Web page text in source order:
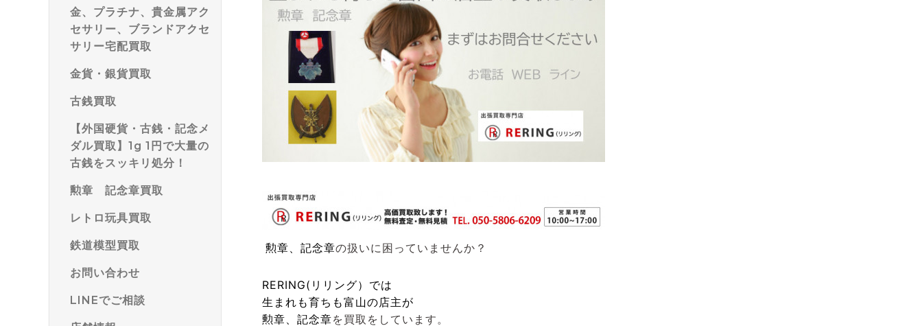
金、プラチナ、貴金属アク
セサリー、ブランドアクセ
サリー宅配買取
金貨・銀貨買取
古銭買取
【外国硬貨・古銭・記念メ
ダル買取】1g 1円で大量の
古銭をスッキリ処分！
勲章 記念章買取
レトロ玩具買取
鉄道模型買取
お問い合わせ
LINEでご相談
勲章、記念章の扱いに困っていませんか？
RERING(リリング） では
生まれも育ちも富山の店主が
勲章、記念章を買取をしています。